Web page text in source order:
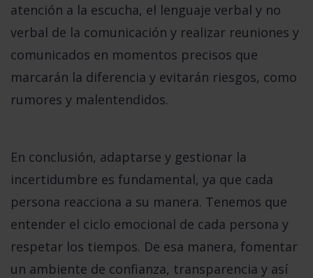
atención a la escucha, el lenguaje verbal y no
verbal de la comunicación y realizar reuniones y
comunicados en momentos precisos que
marcarán la diferencia y evitarán riesgos, como
rumores y malentendidos.
En conclusión, adaptarse y gestionar la
incertidumbre es fundamental, ya que cada
persona reacciona a su manera. Tenemos que
entender el ciclo emocional de cada persona y
respetar los tiempos. De esa manera, fomentar
un ambiente de confianza, transparencia y así